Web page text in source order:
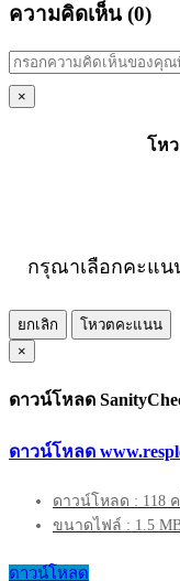
ความคิดเห็น (0)
×
โห
กรุณาเลือกคะแน
ยกเลิก
โหวตคะแนน
×
ดาวน์โหลด
ดาวน์โหลด
ดาวน์โหลด : 118
ขนาดไฟล์ : 1.5
ดาวน์โหลด